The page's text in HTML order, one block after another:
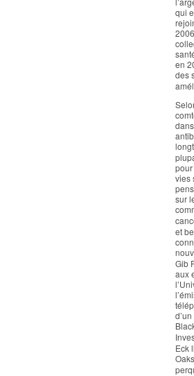
qui
en
des
vies
sur
et
Gib
aux
Eck